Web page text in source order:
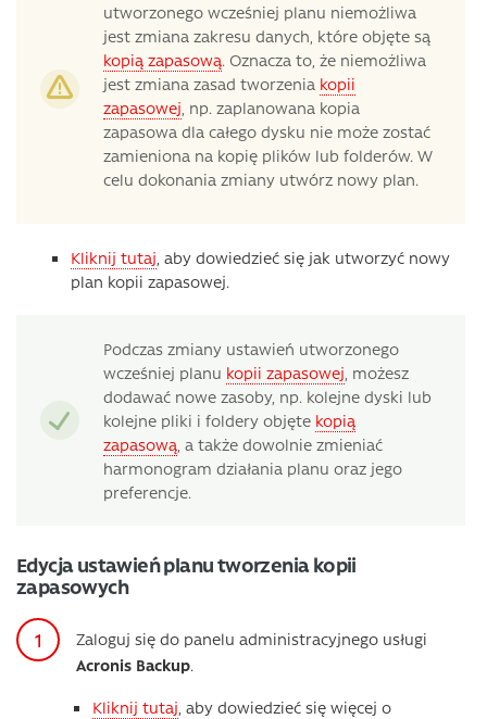
utworzonego wcześniej planu niemożliwa
jest zmiana zakresu danych, które objęte są
kopią zapasową. Oznacza to, że niemożliwa
jest zmiana zasad tworzenia kopii
zapasowej, np. zaplanowana kopia
zapasowa dla całego dysku nie może zostać
zamieniona na kopię plików lub folderów. W
celu dokonania zmiany utwórz nowy plan.
Kliknij tutaj, aby dowiedzieć się jak utworzyć nowy
plan kopii zapasowej.
Podczas zmiany ustawień utworzonego
wcześniej planu kopii zapasowej, możesz
dodawać nowe zasoby, np. kolejne dyski lub
kolejne pliki i foldery objęte kopią
zapasową, a także dowolnie zmieniać
harmonogram działania planu oraz jego
preferencje.
Edycja ustawień planu tworzenia kopii
zapasowych
Zaloguj się do panelu administracyjnego usługi
Acronis Backup.
Kliknij tutaj, aby dowiedzieć się więcej o